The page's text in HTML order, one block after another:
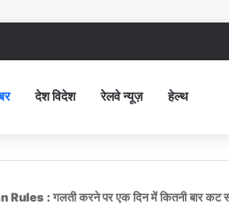
भड़कीं DC, बोलीं, आप खुद बाथरूम में खड़े होकर
देश विदेश रेलवे न्यूज़ हेल्थ
: गलती करने पर एक दिन में कितनी बार कट